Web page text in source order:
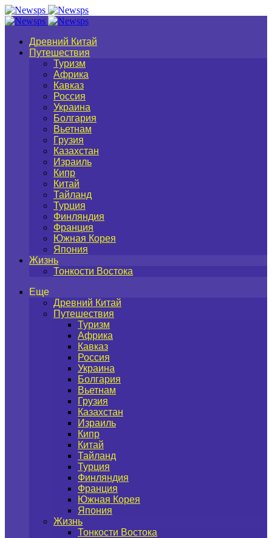
Древний Китай
Путешествия
Туризм
Африка
Кавказ
Россия
Украина
Болгария
Вьетнам
Грузия
Казахстан
Израиль
Кипр
Китай
Тайланд
Турция
Финляндия
Франция
Южная Корея
Япония
Жизнь
Тонкости Востока
Еще
Древний Китай
Путешествия
Туризм
Африка
Кавказ
Россия
Украина
Болгария
Вьетнам
Грузия
Казахстан
Израиль
Кипр
Китай
Тайланд
Турция
Финляндия
Франция
Южная Корея
Япония
Жизнь
Тонкости Востока